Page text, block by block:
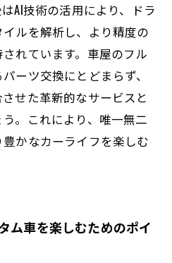
AI技術の活用により、ドラ
ルを解析し、より精度の
れています。車屋のフル
ーツ交換にとどまらず、
せた革新的なサービスと
。これにより、唯一無二
かなカーライフを楽しむ
ム車を楽しむためのポイ